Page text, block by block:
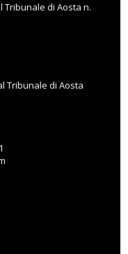
Tribunale di Aosta n.
Tribunale di Aosta